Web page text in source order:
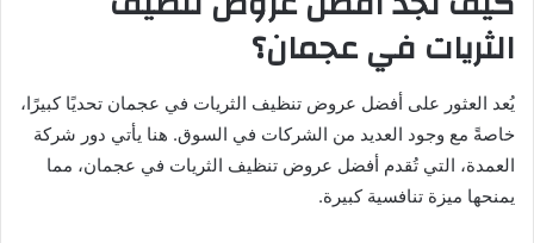
الثريات في عجمان؟
يُعد العثور على أفضل عروض تنظيف الثريات في عجمان تحديًا كبيرًا،
خاصةً مع وجود العديد من الشركات في السوق. هنا يأتي دور شركة
العمدة، التي تُقدم أفضل عروض تنظيف الثريات في عجمان، مما
يمنحها ميزة تنافسية كبيرة.